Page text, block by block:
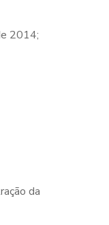
2014;
da